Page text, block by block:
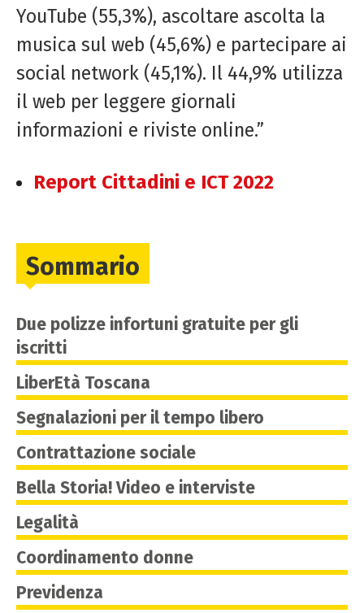
YouTube (55,3%), ascoltare ascolta la
musica sul web (45,6%) e partecipare ai
social network (45,1%). Il 44,9% utilizza
il web per leggere giornali
informazioni e riviste online.”
Report Cittadini e ICT 2022
Sommario
Due polizze infortuni gratuite per gli
iscritti
LiberEtà Toscana
Segnalazioni per il tempo libero
Contrattazione sociale
Bella Storia! Video e interviste
Legalità
Coordinamento donne
Previdenza